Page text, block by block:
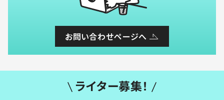
お問い合わせページへ
ライター募集！